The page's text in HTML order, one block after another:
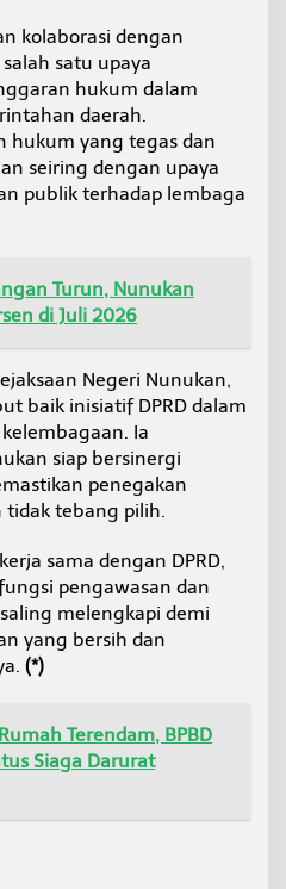
kolaborasi dengan
satu upaya
hukum dalam
daerah.
hukum yang tegas dan
seiring dengan upaya
publik terhadap lembaga
Turun, Nunukan
di Juli 2026
Negeri Nunukan,
baik inisiatif DPRD dalam
Ia
siap bersinergi
penegakan
tidak tebang pilih.
sama dengan DPRD,
pengawasan dan
melengkapi demi
yang bersih dan
(*)
Terendam, BPBD
Siaga Darurat